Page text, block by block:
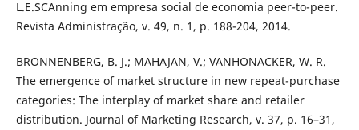
L.E.SCAnning em empresa social de economia peer-to-peer.
Revista Administração, v. 49, n. 1, p. 188-204, 2014.
BRONNENBERG, B. J.; MAHAJAN, V.; VANHONACKER, W. R.
The emergence of market structure in new repeat-purchase
categories: The interplay of market share and retailer
distribution. Journal of Marketing Research, v. 37, p. 16–31,